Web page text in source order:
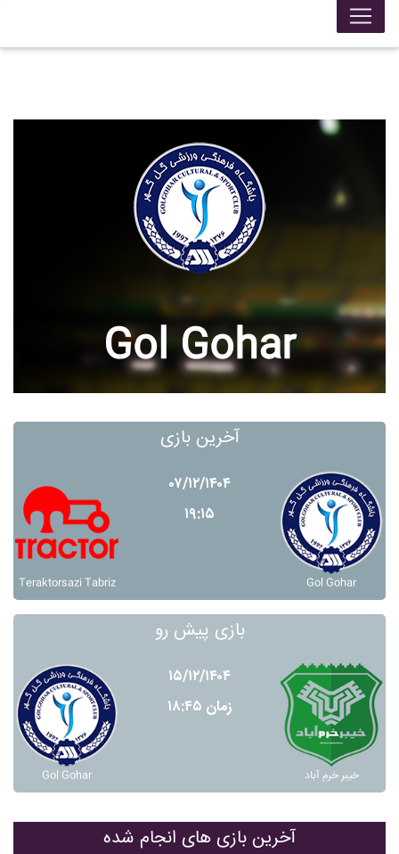
Gol Gohar
آخرین بازی
Teraktorsazi Tabriz
۰۷/۱۲/۱۴۰۴
۱۹:۱۵
Gol Gohar
بازی پیش رو
Gol Gohar
۱۵/۱۲/۱۴۰۴
زمان ۱۸:۴۵
خيبر خرم آباد
آخرین بازی های انجام شده